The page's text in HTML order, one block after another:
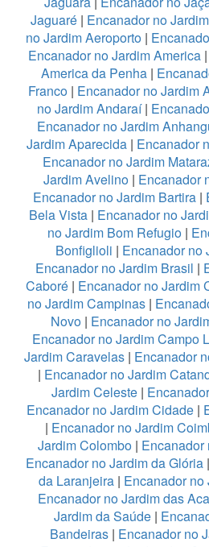
Jaguaré | Encanador no
no Jardim Aeroporto |
Encanador no Jardim America|
America da Penha |
Franco| Encanador no Jardim
no Jardim Andaraí|
Encanador no Jardim
Jardim Aparecida | Encanador
Encanador no Jardim
Jardim Avelino| Encanador
Encanador no Jardim Bartira|
Bela Vista| Encanador no
no Jardim Bom Refugio|
Bonfiglioli | Encanador no
Encanador no Jardim Brasil |
Caboré| Encanador no Jardim
no Jardim Campinas|
Novo| Encanador no
Encanador no Jardim Campo
Jardim Caravelas | Encanador
| Encanador no Jardim
Jardim Celeste|
Encanador no Jardim Cidade|
| Encanador no Jardim
Jardim Colombo | Encanador
Encanador no Jardim da Glória|
da Laranjeira| Encanador no
Encanador no Jardim das
Jardim da Saúde|
Bandeiras | Encanador no